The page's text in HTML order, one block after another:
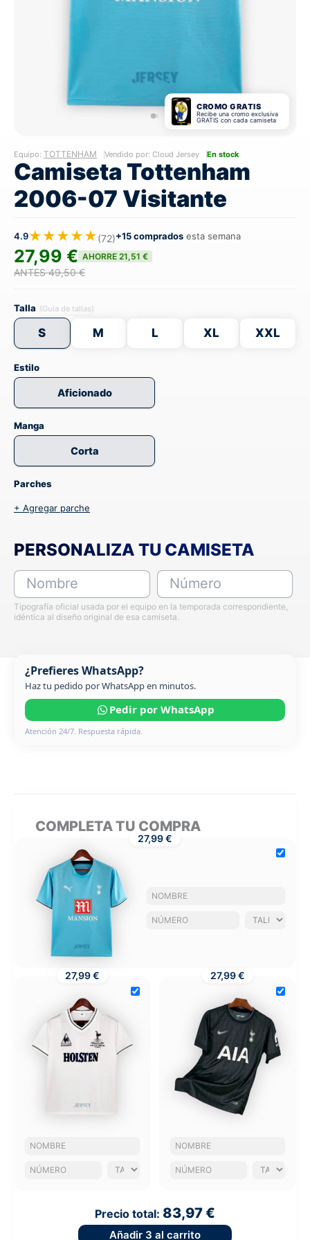
CROMO GRATIS
Recibe una cromo exclusiva
GRATIS con cada camiseta
Equipo: TOTTENHAM Vendido por: Cloud Jersey En stock
Camiseta Tottenham
2006-07 Visitante
4.9★★★★★(72)+15 comprados esta semana
27,99 € AHORRE 21,51 €
ANTES 49,50 €
Talla (Guía de tallas)
S M L XL XXL
Estilo
Aficionado
Manga
Corta
Parches
+ Agregar parche
PERSONALIZA TU CAMISETA
Nombre Número
Tipografía oficial usada por el equipo en la temporada correspondiente,
idéntica al diseño original de esa camiseta.
¿Prefieres WhatsApp?
Haz tu pedido por WhatsApp en minutos.
Pedir por WhatsApp
Atención 24/7. Respuesta rápida.
COMPLETA TU COMPRA
27,99 €
27,99 € 27,99 €
Precio total: 83,97 €
Añadir 3 al carrito